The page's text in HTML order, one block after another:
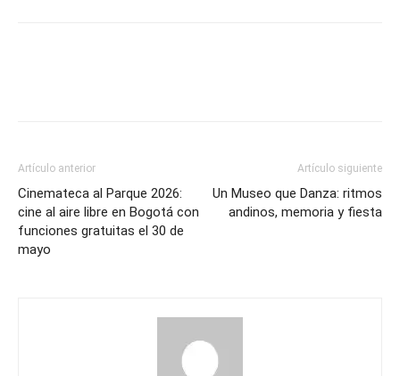
Artículo anterior
Cinemateca al Parque 2026:
cine al aire libre en Bogotá con
funciones gratuitas el 30 de
mayo
Artículo siguiente
Un Museo que Danza: ritmos
andinos, memoria y fiesta